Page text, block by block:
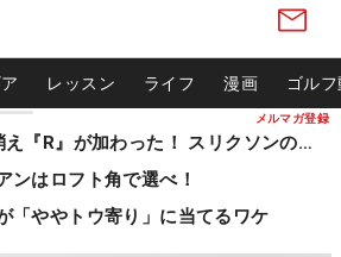
メルマガ登録
レッスン ライフ 漫画 ゴル
『4』が消え『R』が加わった！ スリクソンの新作
ンはロフト角で選べ！
「ややトウ寄り」に当てるワケ